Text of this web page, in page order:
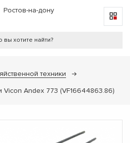
Ростов-на-дону
техники
Andex 773 (VF16644863.86)